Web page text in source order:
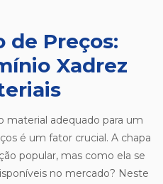
de Preços:
Xadrez
material adequado para um
é um fator crucial. A chapa
popular, mas como ela se
no mercado? Neste